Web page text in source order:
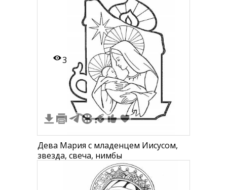
верхнем левом углу
3
Дева Мария с младенцем Иисусом,
звезда, свеча, нимбы